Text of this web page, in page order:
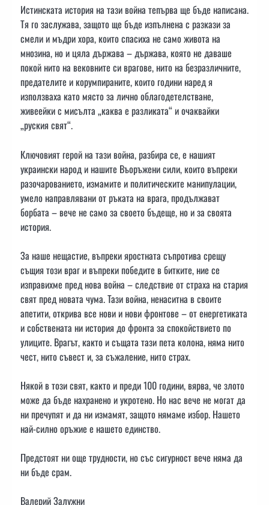
Истинската история на тази война тепърва ще бъде написана.
Тя го заслужава, защото ще бъде изпълнена с разкази за
смели и мъдри хора, които спасиха не само живота на
мнозина, но и цяла държава – държава, която не даваше
покой нито на вековните си врагове, нито на безразличните,
предателите и корумпираните, които години наред я
използваха като място за лично облагодетелстване,
живеейки с мисълта „каква е разликата“ и очаквайки
„руския свят“.
Ключовият герой на тази война, разбира се, е нашият
украински народ и нашите Въоръжени сили, които въпреки
разочарованието, измамите и политическите манипулации,
умело направлявани от ръката на врага, продължават
борбата – вече не само за своето бъдеще, но и за своята
история.
За наше нещастие, въпреки яростната съпротива срещу
същия този враг и въпреки победите в битките, ние се
изправихме пред нова война – следствие от страха на стария
свят пред новата чума. Тази война, ненаситна в своите
апетити, открива все нови и нови фронтове – от енергетиката
и собствената ни история до фронта за спокойствието по
улиците. Врагът, както и същата тази пета колона, няма нито
чест, нито съвест и, за съжаление, нито страх.
Някой в този свят, както и преди 100 години, вярва, че злото
може да бъде нахранено и укротено. Но нас вече не могат да
ни пречупят и да ни измамят, защото нямаме избор. Нашето
най-силно оръжие е нашето единство.
Предстоят ни още трудности, но със сигурност вече няма да
ни бъде срам.
Валерий Залужни